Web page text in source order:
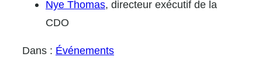
Nye Thomas, directeur exécutif de la
CDO
Dans : Événements